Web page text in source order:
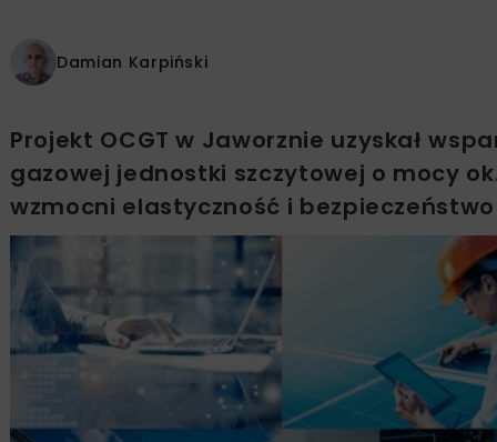
Damian Karpiński
Projekt OCGT w Jaworznie uzyskał
gazowej jednostki szczytowej o mocy
wzmocni elastyczność i